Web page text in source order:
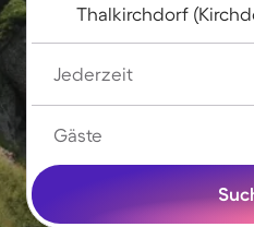
Jederzeit
Gäste